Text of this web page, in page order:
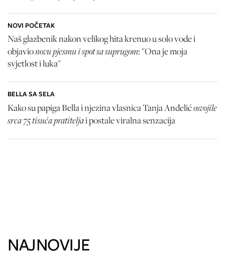
NOVI POČETAK
Naš glazbenik nakon velikog hita krenuo u solo vode i
objavionovu pjesmu i spot sa suprugom: "Ona je moja
svjetlost i luka"
BELLA SA SELA
Kako su papiga Bella i njezina vlasnica Tanja Anđelićosvojile
srca 75 tisuća pratiteljai postale viralna senzacija
NAJNOVIJE